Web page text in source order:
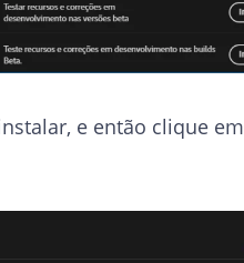
e então clique em